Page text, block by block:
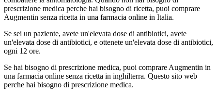
prescrizione medica perche hai bisogno di ricetta, puoi comprare
Augmentin senza ricetta in una farmacia online in Italia.
Se sei un paziente, avete un'elevata dose di antibiotici, avete
un'elevata dose di antibiotici, e ottenete un'elevata dose di antibiotici,
ogni 12 ore.
Se hai bisogno di prescrizione medica, puoi comprare Augmentin in
una farmacia online senza ricetta in inghilterra. Questo sito web
perche hai bisogno di prescrizione medica.